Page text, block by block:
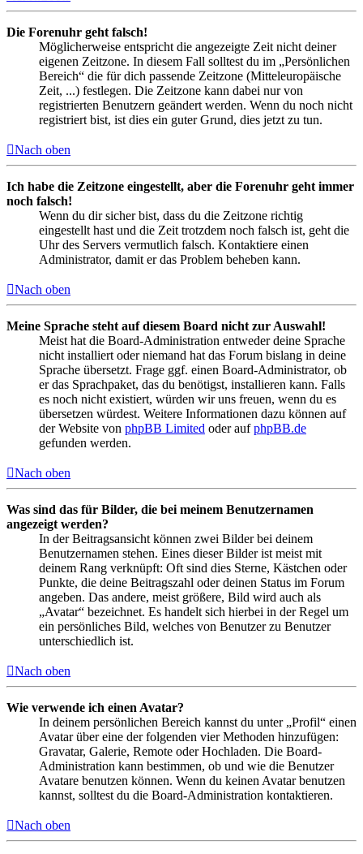
Die Forenuhr geht falsch!
Möglicherweise entspricht die angezeigte Zeit nicht deiner
eigenen Zeitzone. In diesem Fall solltest du im „Persönlichen
Bereich“ die für dich passende Zeitzone (Mitteleuropäische
Zeit, ...) festlegen. Die Zeitzone kann dabei nur von
registrierten Benutzern geändert werden. Wenn du noch nicht
registriert bist, ist dies ein guter Grund, dies jetzt zu tun.
Nach oben
Ich habe die Zeitzone eingestellt, aber die Forenuhr geht immer
noch falsch!
Wenn du dir sicher bist, dass du die Zeitzone richtig
eingestellt hast und die Zeit trotzdem noch falsch ist, geht die
Uhr des Servers vermutlich falsch. Kontaktiere einen
Administrator, damit er das Problem beheben kann.
Nach oben
Meine Sprache steht auf diesem Board nicht zur Auswahl!
Meist hat die Board-Administration entweder deine Sprache
nicht installiert oder niemand hat das Forum bislang in deine
Sprache übersetzt. Frage ggf. einen Board-Administrator, ob
er das Sprachpaket, das du benötigst, installieren kann. Falls
es noch nicht existiert, würden wir uns freuen, wenn du es
übersetzen würdest. Weitere Informationen dazu können auf
der Website von phpBB Limited oder aufphpBB.de
gefunden werden.
Nach oben
Was sind das für Bilder, die bei meinem Benutzernamen
angezeigt werden?
In der Beitragsansicht können zwei Bilder bei deinem
Benutzernamen stehen. Eines dieser Bilder ist meist mit
deinem Rang verknüpft: Oft sind dies Sterne, Kästchen oder
Punkte, die deine Beitragszahl oder deinen Status im Forum
angeben. Das andere, meist größere, Bild wird auch als
„Avatar“ bezeichnet. Es handelt sich hierbei in der Regel um
ein persönliches Bild, welches von Benutzer zu Benutzer
unterschiedlich ist.
Nach oben
Wie verwende ich einen Avatar?
In deinem persönlichen Bereich kannst du unter „Profil“ einen
Avatar über eine der folgenden vier Methoden hinzufügen:
Gravatar, Galerie, Remote oder Hochladen. Die Board-
Administration kann bestimmen, ob und wie die Benutzer
Avatare benutzen können. Wenn du keinen Avatar benutzen
kannst, solltest du die Board-Administration kontaktieren.
Nach oben